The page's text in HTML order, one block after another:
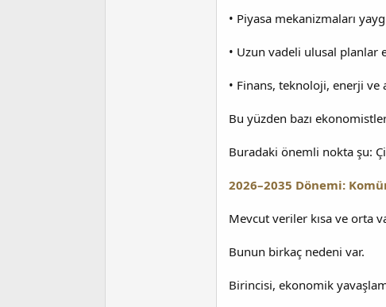
• Piyasa mekanizmaları
• Uzun vadeli ulusal
• Finans, teknoloji, enerji ve
Bu yüzden bazı
Buradaki önemli nokta şu:
2026–2035 Dönemi:
Mevcut veriler kısa ve orta
Bunun birkaç nedeni var.
Birincisi, ekonomik